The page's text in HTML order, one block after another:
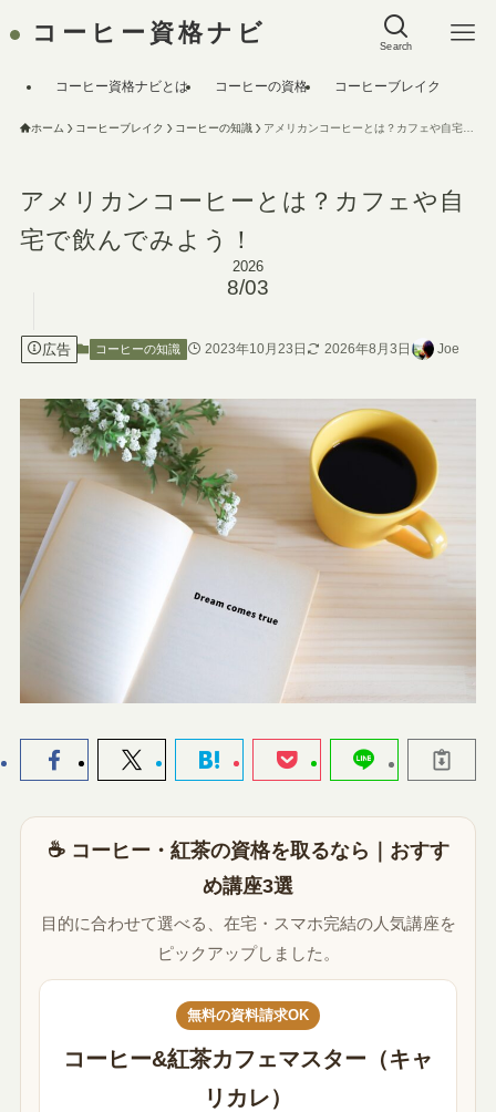
コーヒー資格ナビ Search
コーヒー資格ナビとは コーヒーの資格 コーヒーブレイク
ホーム コーヒーブレイク コーヒーの知識 アメリカンコーヒーとは？カフェや自宅で飲んでみよう！
アメリカンコーヒーとは？カフェや自
宅で飲んでみよう！
2026
8/03
広告 コーヒーの知識 2023年10月23日 2026年8月3日 Joe
☕ コーヒー・紅茶の資格を取るなら｜おすす
め講座3選
目的に合わせて選べる、在宅・スマホ完結の人気講座を
ピックアップしました。
無料の資料請求OK
コーヒー&紅茶カフェマスター（キャ
リカレ）